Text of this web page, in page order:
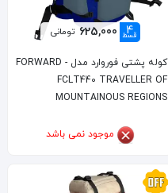
4
قسط 625,000 تومانی
کوله پشتی فوروارد مدل FORWARD -
FCLT440 TRAVELLER OF
MOUNTAINOUS REGIONS
موجود نمی باشد